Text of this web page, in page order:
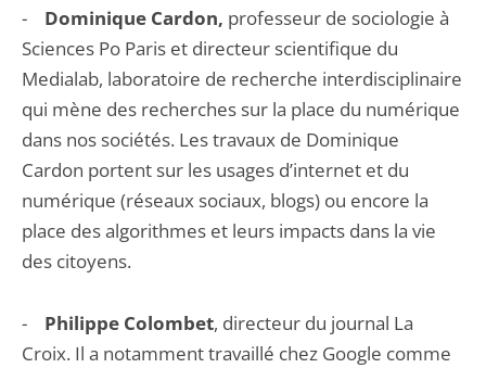
- Dominique Cardon, professeur de sociologie à
Sciences Po Paris et directeur scientifique du
Medialab, laboratoire de recherche interdisciplinaire
qui mène des recherches sur la place du numérique
dans nos sociétés. Les travaux de Dominique
Cardon portent sur les usages d’internet et du
numérique (réseaux sociaux, blogs) ou encore la
place des algorithmes et leurs impacts dans la vie
des citoyens.
- Philippe Colombet, directeur du journal La
Croix. Il a notamment travaillé chez Google comme